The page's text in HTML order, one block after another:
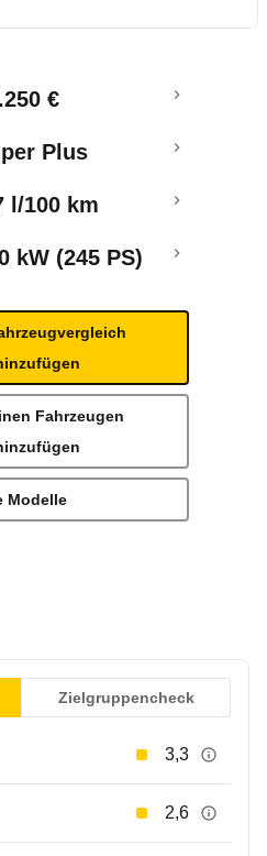
€
Plus
l/100 km
kW (245 PS)
Fahrzeugen
Modelle
Zielgruppencheck
3,3
2,6